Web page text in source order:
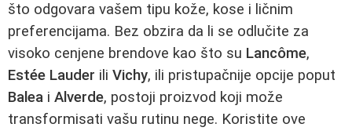
što odgovara vašem tipu kože, kose i ličnim
preferencijama. Bez obzira da li se odlučite za
visoko cenjene brendove kao što su Lancôme,
Estée Lauder ili Vichy, ili pristupačnije opcije poput
Balea i Alverde, postoji proizvod koji može
transformisati vašu rutinu nege. Koristite ove